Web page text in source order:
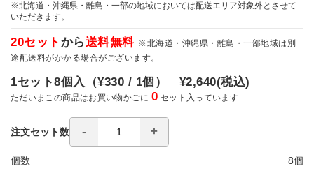
※北海道・沖縄県・離島・一部の地域においては配送エリア対象外とさせて
いただきます。
20セット から送料無料 ※北海道・沖縄県・離島・一部地域は別
途配送料がかかる場合がございます。
1セット8個入（¥330 / 1個） ¥2,640(税込)
ただいまこの商品はお買い物かごに0 セット入っています
注文セット数
個数 8個